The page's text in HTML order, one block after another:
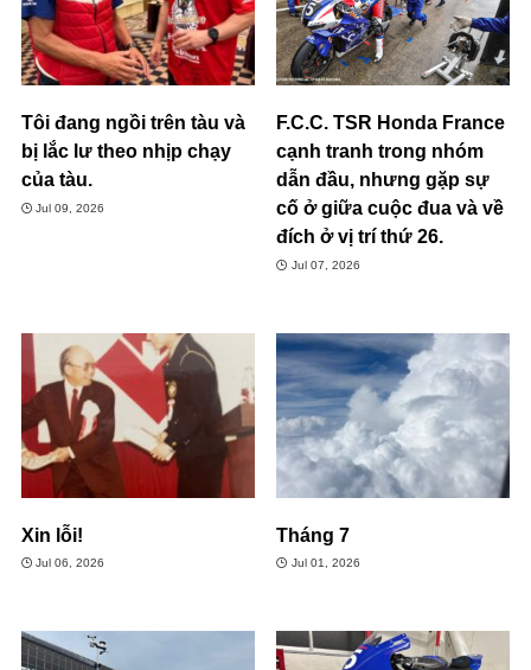
Tôi đang ngồi trên tàu và
bị lắc lư theo nhịp chạy
của tàu.
Jul 09, 2026
F.C.C. TSR Honda France
cạnh tranh trong nhóm
dẫn đầu, nhưng gặp sự
cố ở giữa cuộc đua và về
đích ở vị trí thứ 26.
Jul 07, 2026
Xin lỗi!
Jul 06, 2026
Tháng 7
Jul 01, 2026